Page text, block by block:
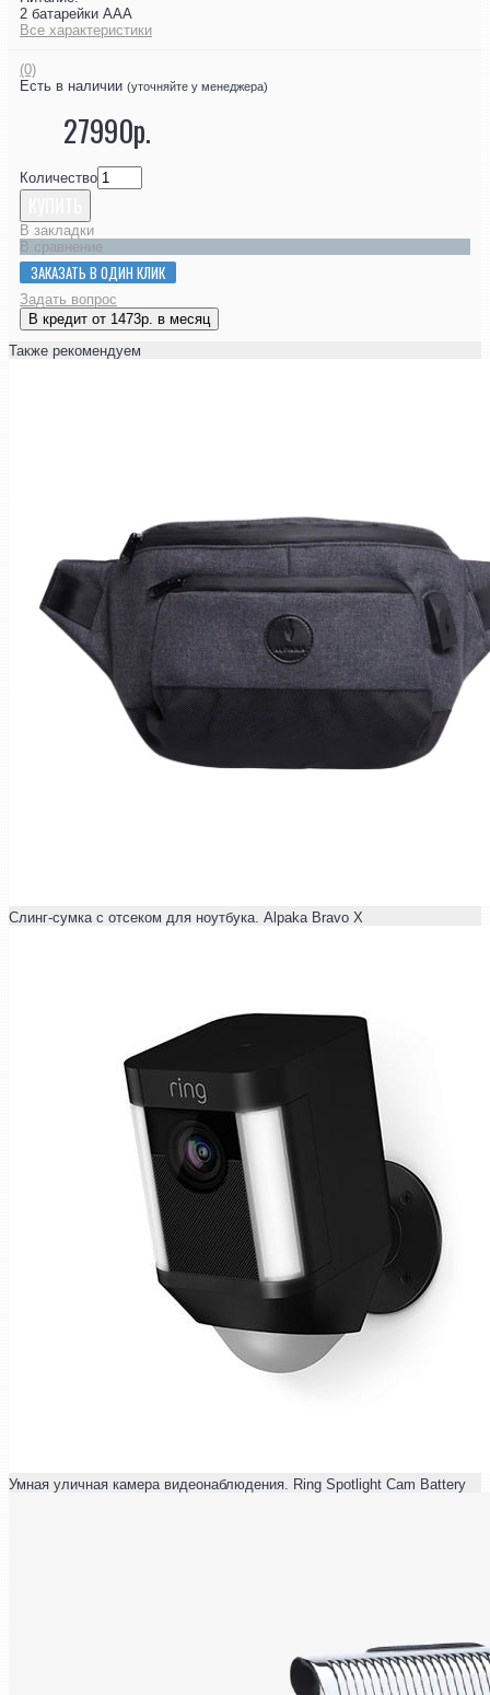
2 батарейки ААА
Все характеристики
(0)
Есть в наличии (уточняйте у менеджера)
27990р.
Количество
В закладки
В сравнение
ЗАКАЗАТЬ В ОДИН КЛИК
Задать вопрос
В кредит от 1473р. в месяц
Также рекомендуем
Слинг-сумка с отсеком для ноутбука. Alpaka Bravo X
Умная уличная камера видеонаблюдения. Ring Spotlight Cam Battery